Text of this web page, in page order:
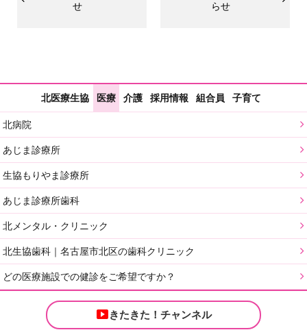
せ
らせ
北医療生協 医療 介護 採用情報 組合員 子育て
北病院
あじま診療所
生協もりやま診療所
あじま診療所歯科
北メンタル・クリニック
北生協歯科｜名古屋市北区の歯科クリニック
どの医療施設での健診をご希望ですか？
きたきた！チャンネル